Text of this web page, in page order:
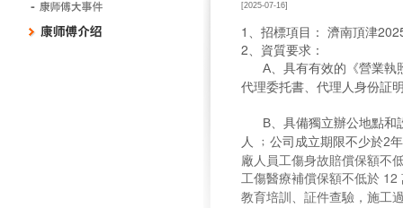
[2025-07-16]
1、招標項目： 濟南頂津
2、資質要求：
A 、具有有效的《營業
代理委托書、代理人身份証
B、 具備獨立辦公地點和
人 ﹔ 公司成立期限不少於2
廠人員工傷身故賠償保額不
工傷醫療補償保額不低於 12
教育培訓、証件查驗，施工